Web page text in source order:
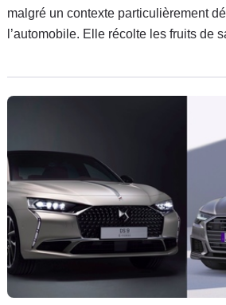
malgré un contexte particulièrement
l’automobile. Elle récolte les fruits de